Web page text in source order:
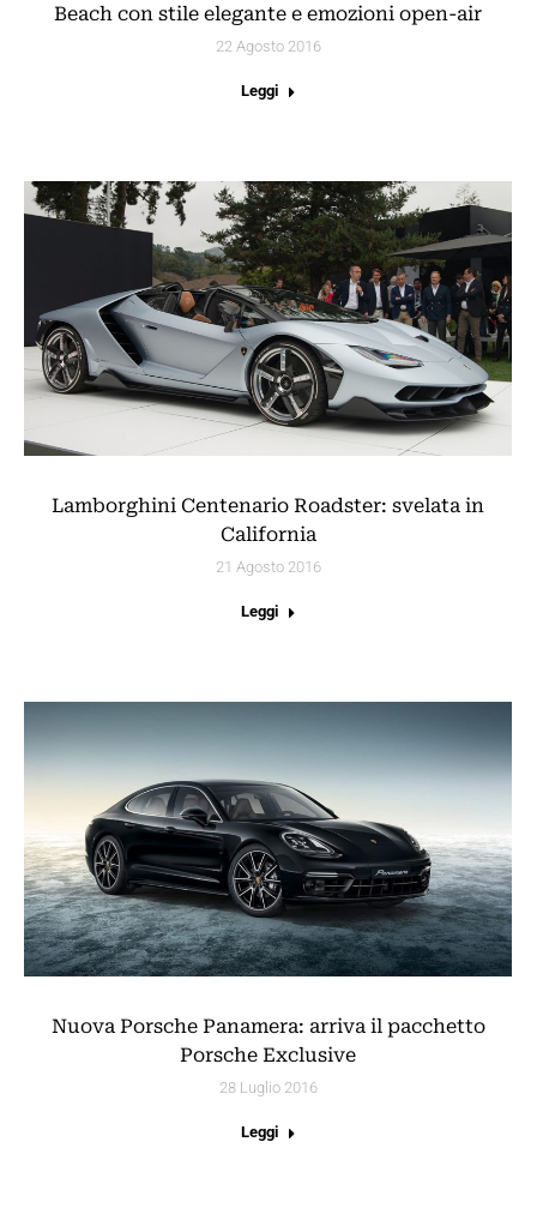
Beach con stile elegante e emozioni open-air
22 Agosto 2016
Leggi
Lamborghini Centenario Roadster: svelata in
California
21 Agosto 2016
Leggi
Nuova Porsche Panamera: arriva il pacchetto
Porsche Exclusive
28 Luglio 2016
Leggi